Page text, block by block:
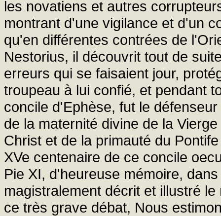
les novatiens et autres
montrant d'une vigilance et d'un
qu'en différentes contrées de
Nestorius, il découvrit tout de
erreurs qui se faisaient jour,
troupeau à lui confié, et pendant
concile d'Ephèse, fut le
de la maternité divine de la
Christ et de la primauté du
XVe centenaire de ce concile
Pie XI, d'heureuse mémoire,
magistralement décrit et illustré
ce très grave débat, Nous